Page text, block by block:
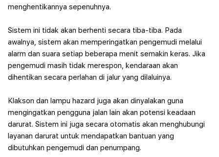
menghentikannya sepenuhnya.
Sistem ini tidak akan berhenti secara tiba-tiba. Pada
awalnya, sistem akan memperingatkan pengemudi melalui
alarm dan suara setiap beberapa menit semakin keras. Jika
pengemudi masih tidak merespon, kendaraan akan
dihentikan secara perlahan di jalur yang dilaluinya.
Klakson dan lampu hazard juga akan dinyalakan guna
mengingatkan pengguna jalan lain akan potensi keadaan
darurat. Sistem ini juga secara otomatis akan menghubungi
layanan darurat untuk mendapatkan bantuan yang
dibutuhkan pengemudi dan penumpang.